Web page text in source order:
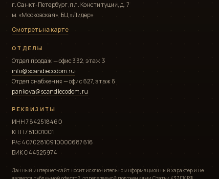
г. Санкт-Петербург, пл. Конституции, д. 7
м. «Московская», БЦ «Лидер»
Смотреть на карте
ОТДЕЛЫ
Отдел продаж — офис 332, этаж 3
info@scandiecodom.ru
Отдел снабжения — офис 627, этаж 6
pankova@scandiecodom.ru
РЕКВИЗИТЫ
ИНН 7842518460
КПП 781001001
Р/с 40702810910000687616
БИК 044525974
Данный интернет-сайт носит исключительно информационный характер и не